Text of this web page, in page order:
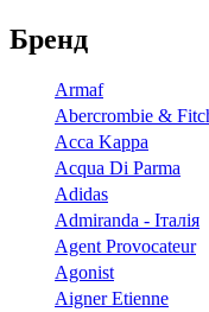
Бренд
Armaf
Abercrombie &
Acca Kappa
Acqua Di Parma
Adidas
Admiranda - Італія
Agent Provocateur
Agonist
Aigner Etienne